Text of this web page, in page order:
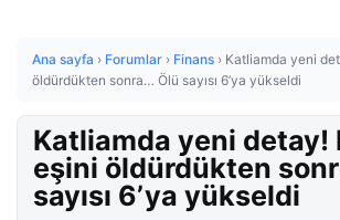
Ana sayfa › Forumlar › Finans › Katliamda yeni
öldürdükten sonra… Ölü sayısı 6’ya yükseldi
Katliamda yeni detay!
eşini öldürdükten
sayısı 6’ya yükseldi